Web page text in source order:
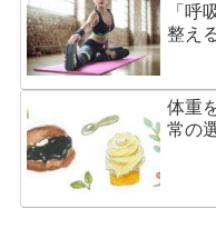
「呼
整え
体重
常の